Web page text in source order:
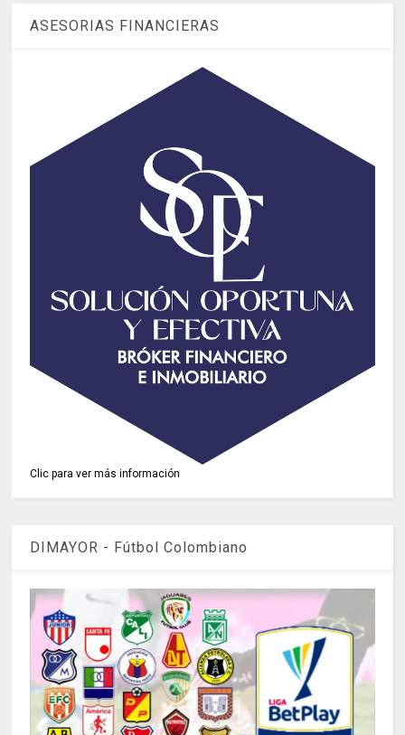
ASESORIAS FINANCIERAS
Clic para ver más información
DIMAYOR - Fútbol Colombiano